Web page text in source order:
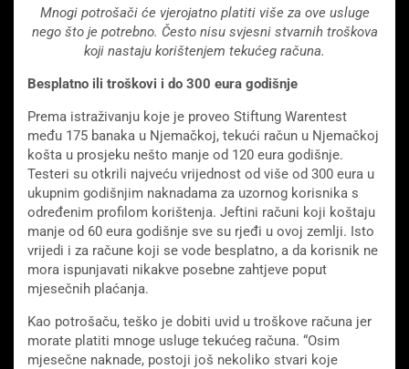
Mnogi potrošači će vjerojatno platiti više za ove usluge
nego što je potrebno. Često nisu svjesni stvarnih troškova
koji nastaju korištenjem tekućeg računa.
Besplatno ili troš kovi i do 300 eura godišnje
Prema istraživanju koje je proveo Stiftung Warentest
među 175 banaka u Njemačkoj, tekući račun u Njemačkoj
košta u prosjeku nešto manje od 120 eura godišnje.
Testeri su otkrili najveću vrijednost od više od 300 eura u
ukupnim godišnjim naknadama za uzornog korisnika s
određenim profilom korištenja. Jeftini računi koji koštaju
manje od 60 eura godišnje sve su rjeđi u ovoj zemlji. Isto
vrijedi i za račune koji se vode besplatno, a da korisnik ne
mora ispunjavati nikakve posebne zahtjeve poput
mjesečnih plaćanja.
Kao potrošaču, teško je dobiti uvid u troškove računa jer
morate platiti mnoge usluge tekućeg računa. “Osim
mjesečne naknade, postoji još nekoliko stvari koje